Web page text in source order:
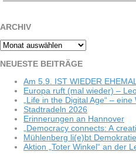
ARCHIV
Archiv
NEU­ESTE BEITRÄGE
Am 5.9. IST WIEDER
Europa ruft (mal wie­der) –
„Life in the Digi­tal Age“ –
Stadt­ra­deln 2026
Erin­ne­run­gen an Hannover
„Demo­cracy con­nects: A
Müh­len­berg li(e)bt Demokratie
Aktion „Toter Win­kel“ an der